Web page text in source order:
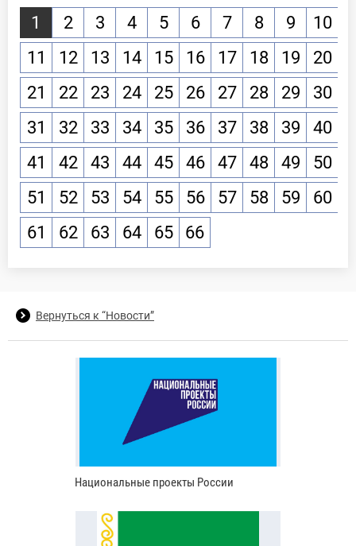
1 2 3 4 5 6 7 8 9
10
11
12 13 14 15 16 17 18 19
20
21
22 23 24 25 26 27 28 29
30
31
32 33 34 35 36 37 38 39
40
41
42 43 44 45 46 47 48 49
50
51
52 53 54 55 56 57 58 59
60
61
62 63 64 65 66
Вернуться к “Новости”
Национальные проекты России